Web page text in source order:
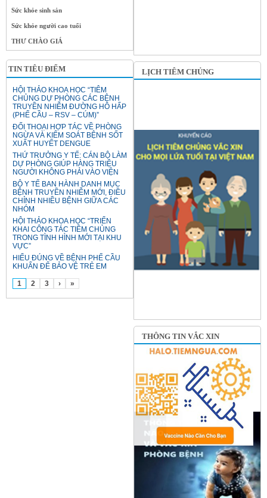
Sức khỏe sinh sản
Sức khỏe người cao tuổi
THƯ CHÀO GIÁ
TIN TIÊU ĐIỂM
HỘI THẢO KHOA HỌC “TIÊM
CHỦNG DỰ PHÒNG CÁC BỆNH
TRUYỀN NHIỄM ĐƯỜNG HÔ HẤP
(PHẾ CẦU – RSV – CÚM)”
ĐỐI THOẠI HỢP TÁC VỀ PHÒNG
NGỪA VÀ KIỂM SOÁT BỆNH SỐT
XUẤT HUYẾT DENGUE
THỨ TRƯỞNG Y TẾ: CÁN BỘ LÀM
DỰ PHÒNG GIÚP HÀNG TRIỆU
NGƯỜI KHÔNG PHẢI VÀO VIỆN
BỘ Y TẾ BAN HÀNH DANH MỤC
BỆNH TRUYỀN NHIỄM MỚI, ĐIỀU
CHỈNH NHIỀU BỆNH GIỮA CÁC
NHÓM
HỘI THẢO KHOA HỌC “TRIỂN
KHAI CÔNG TÁC TIÊM CHỦNG
TRONG TÌNH HÌNH MỚI TẠI KHU
VỰC”
HIỂU ĐÚNG VỀ BỆNH PHẾ CẦU
KHUẨN ĐỂ BẢO VỆ TRẺ EM
1 2 3 › »
LỊCH TIÊM CHỦNG
THÔNG TIN VẮC XIN